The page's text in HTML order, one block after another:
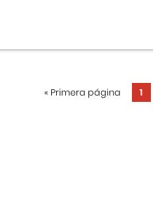
« Primera página 1